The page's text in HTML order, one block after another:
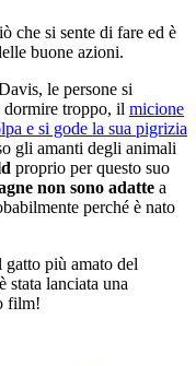
che si sente di fare ed è
buone azioni.
le persone si
dormire troppo, il micione
e si gode la sua pigrizia
gli amanti degli animali
proprio per questo suo
non sono adatte a
perché è nato
più amato del
è stata lanciata una
film!